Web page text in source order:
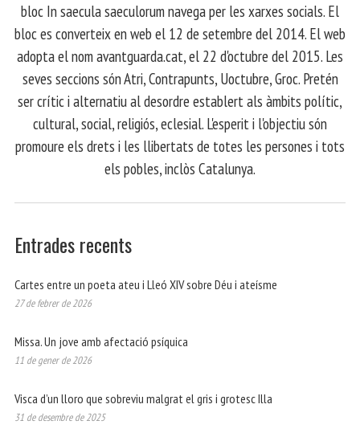
bloc In saecula saeculorum navega per les xarxes socials. El
bloc es converteix en web el 12 de setembre del 2014. El web
adopta el nom avantguarda.cat, el 22 d'octubre del 2015. Les
seves seccions són Atri, Contrapunts, Uoctubre, Groc. Pretén
ser crític i alternatiu al desordre establert als àmbits polític,
cultural, social, religiós, eclesial. L'esperit i l'objectiu són
promoure els drets i les llibertats de totes les persones i tots
els pobles, inclòs Catalunya.
Entrades recents
Cartes entre un poeta ateu i Lleó XIV sobre Déu i ateísme
27 de febrer de 2026
Missa. Un jove amb afectació psíquica
11 de gener de 2026
Visca d’un lloro que sobreviu malgrat el gris i grotesc Illa
31 de desembre de 2025